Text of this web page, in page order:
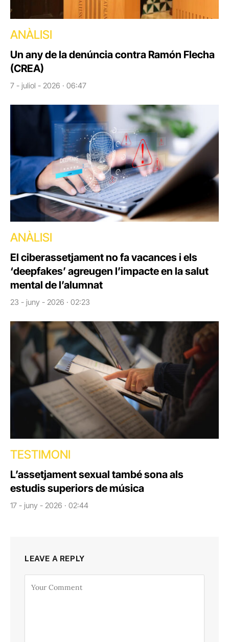
ANÀLISI
Un any de la denúncia contra Ramón Flecha
(CREA)
7 - juliol - 2026 · 06:47
ANÀLISI
El ciberassetjament no fa vacances i els
‘deepfakes’ agreugen l’impacte en la salut
mental de l’alumnat
23 - juny - 2026 · 02:23
TESTIMONI
L’assetjament sexual també sona als
estudis superiors de música
17 - juny - 2026 · 02:44
LEAVE A REPLY